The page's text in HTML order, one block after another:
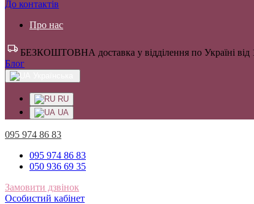
До контактів
Про нас
БЕЗКОШТОВНА доставка у відділення по Україні від
Блог
RU
UA
095 974 86 83
095 974 86 83
050 936 69 35
Замовити дзвінок
Особистий кабінет